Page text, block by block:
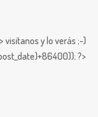
visitanos y lo verás ;-)
?>